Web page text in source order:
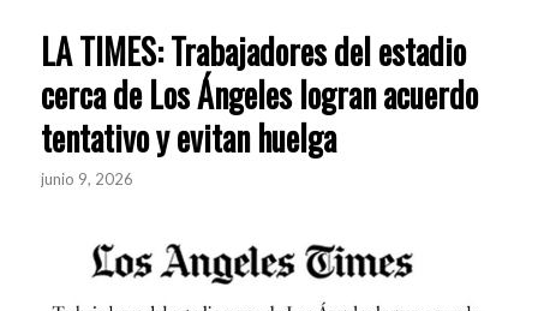
LA TIMES: Trabajadores del estadio
cerca de Los Ángeles logran acuerdo
tentativo y evitan huelga
junio 9, 2026